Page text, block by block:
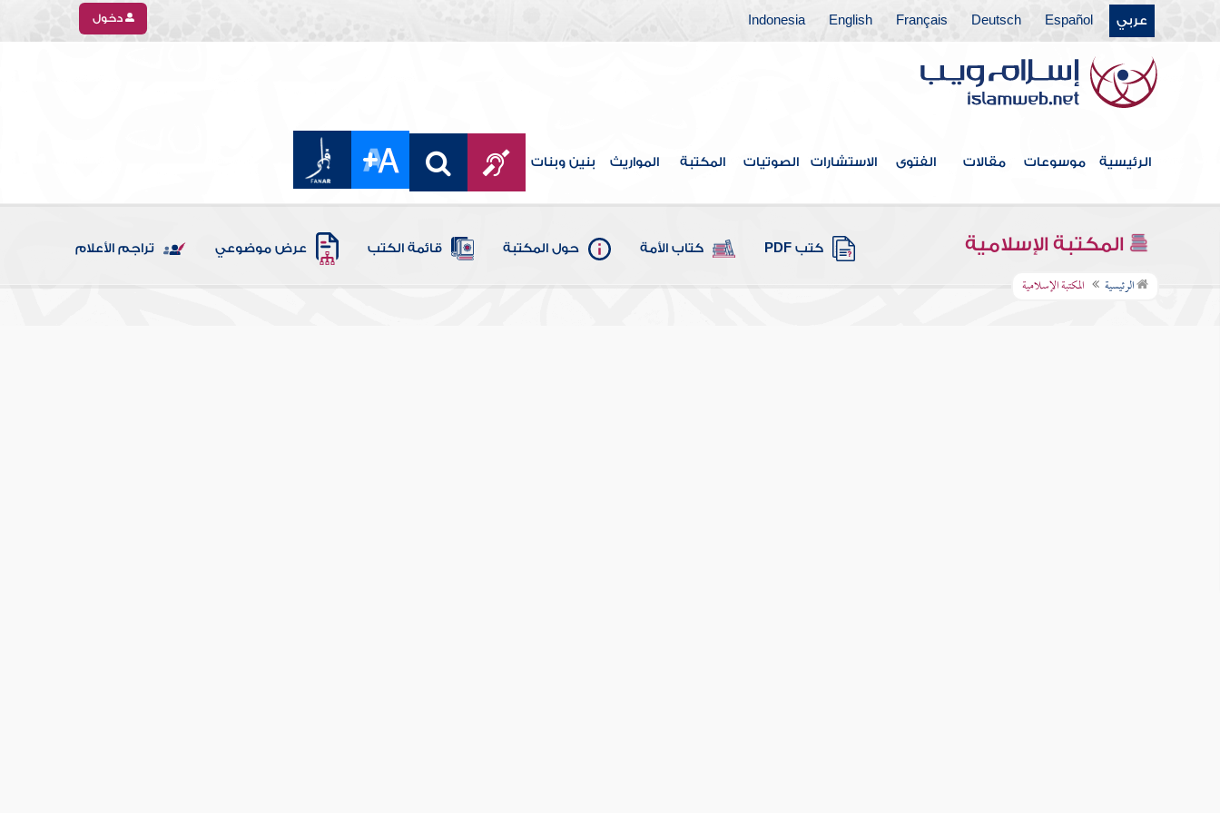
عربي Español
Deutsch
Français
English
Indonesia دخول
الرئيسية موسوعات مقالات الفتوى الاستشارات الصوتيات المكتبة المواريث بنين وبنات
المكتبة الإسلامية كتب PDF كتاب الأمة حول المكتبة قائمة الكتب عرض موضوعي تراجم الأعلام
الرئيسية المكتبة الإسلامية